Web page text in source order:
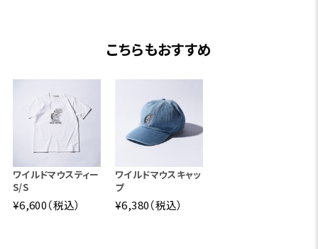
パッケージキャラクターを新しくデザインし、コミカルなイラ
ストとともにアイテムに落とし込んだ数量限定モデルオンラ
インストアに登場！
「ワイルドマウス」シリーズとともに「野良ネズミ」でバスを誘
い出せ！！
こちらもおすすめ
ワイルドマウスティー
S/S
¥6,600（税込）
ワイルドマウスキャッ
プ
¥6,380（税込）